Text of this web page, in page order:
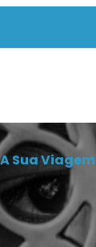
Sua Viagem